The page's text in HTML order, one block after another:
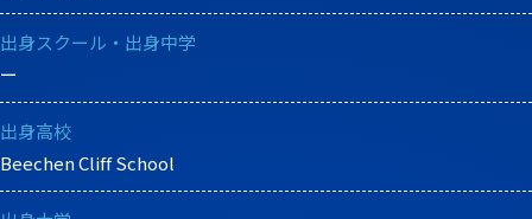
出身スクール・出身中学
ー
出身高校
Beechen Cliff School